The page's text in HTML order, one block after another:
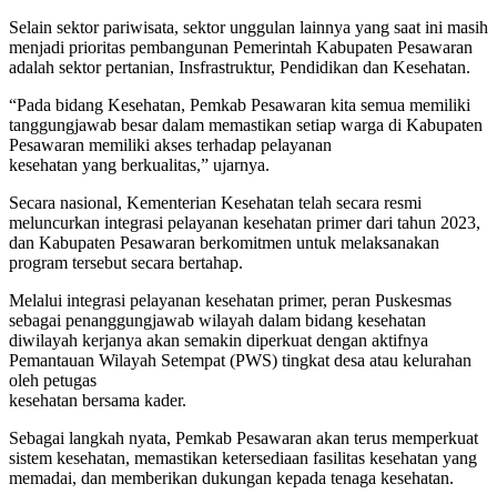
Selain sektor pariwisata, sektor unggulan lainnya yang saat ini masih
menjadi prioritas pembangunan Pemerintah Kabupaten Pesawaran
adalah sektor pertanian, Insfrastruktur, Pendidikan dan Kesehatan.
“Pada bidang Kesehatan, Pemkab Pesawaran kita semua memiliki
tanggungjawab besar dalam memastikan setiap warga di Kabupaten
Pesawaran memiliki akses terhadap pelayanan
kesehatan yang berkualitas,” ujarnya.
Secara nasional, Kementerian Kesehatan telah secara resmi
meluncurkan integrasi pelayanan kesehatan primer dari tahun 2023,
dan Kabupaten Pesawaran berkomitmen untuk melaksanakan
program tersebut secara bertahap.
Melalui integrasi pelayanan kesehatan primer, peran Puskesmas
sebagai penanggungjawab wilayah dalam bidang kesehatan
diwilayah kerjanya akan semakin diperkuat dengan aktifnya
Pemantauan Wilayah Setempat (PWS) tingkat desa atau kelurahan
oleh petugas
kesehatan bersama kader.
Sebagai langkah nyata, Pemkab Pesawaran akan terus memperkuat
sistem kesehatan, memastikan ketersediaan fasilitas kesehatan yang
memadai, dan memberikan dukungan kepada tenaga kesehatan.